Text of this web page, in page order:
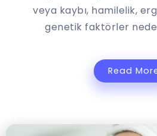
veya kaybı, hamilelik,
genetik faktörler
Read